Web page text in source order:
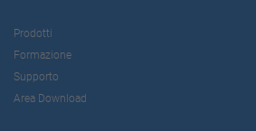
Prodotti
Formazione
Supporto
Area Download